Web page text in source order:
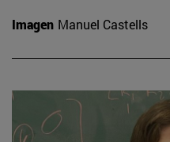
Imagen Manuel Castells